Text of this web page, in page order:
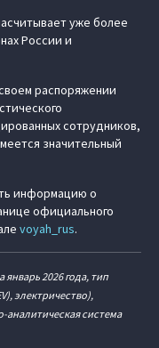
уже более
России и
распоряжении
сотрудников,
значительный
информацию о
официального
voyah_rus.
2026 года, тип
электричество),
система